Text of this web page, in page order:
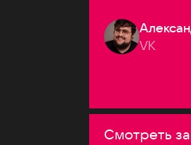
VK
Смотреть